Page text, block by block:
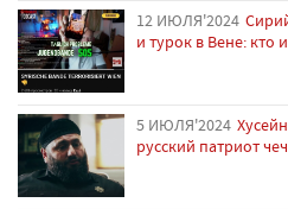
12 ИЮЛЯ'2024
и турок в Вене: кто
5 ИЮЛЯ'2024
русский патриот